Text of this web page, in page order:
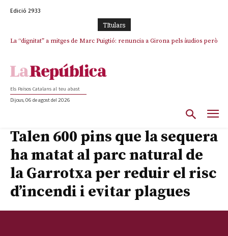
Edició 2933
TItulars
La “dignitat” a mitges de Marc Puigtió: renuncia a Girona pels àudios però
Junts exigeix que Catalunya quedi “fora” del repartiment dels menors
Els Països Catalans al teu abast
Dijous, 06 de agost del 2026
Talen 600 pins que la sequera
ha matat al parc natural de
la Garrotxa per reduir el risc
d’incendi i evitar plagues